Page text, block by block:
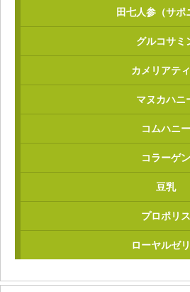
田七人参（サポ
グルコサミ
カメリアテ
マヌカハニ
コムハニー
コラーゲン
豆乳
プロポリス
ローヤルゼ